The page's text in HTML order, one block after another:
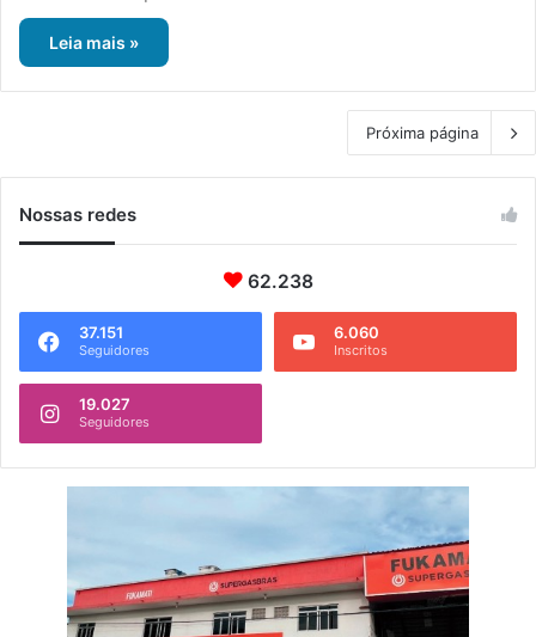
Leia mais »
Próxima página
Nossas redes
62.238
37.151
Seguidores
6.060
Inscritos
19.027
Seguidores